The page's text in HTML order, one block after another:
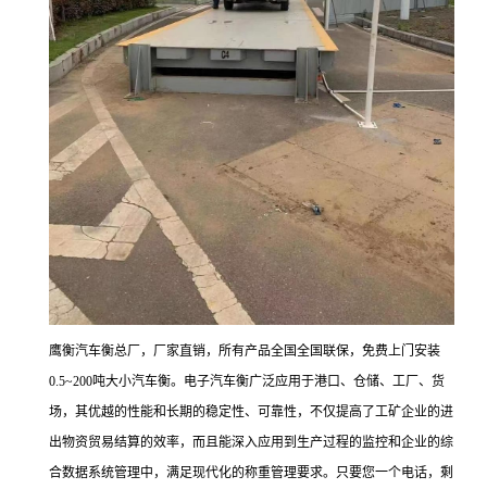
鹰衡汽车衡总厂，厂家直销，所有产品全国全国联保，免费上门安装
0.5~200吨大小汽车衡。 电子汽车衡广泛应用于港口、仓储、工厂、货
场，其优越的性能和长期的稳定性、可靠性，不仅提高了工矿企业的进
出物资贸易结算的效率，而且能深入应用到生产过程的监控和企业的综
合数据系统管理中，满足现代化的称重管理要求。 只要您一个电话，剩